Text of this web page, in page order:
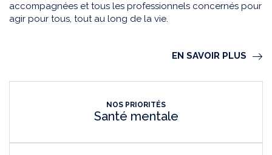
accompagnées et tous les professionnels concernés pour
agir pour tous, tout au long de la vie.
EN SAVOIR PLUS
NOS PRIORITÉS
Santé mentale